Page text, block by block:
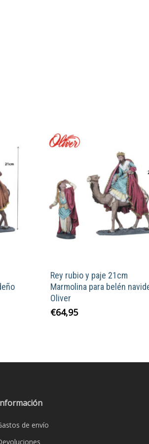
Rey rubio y paje 21cm
Marmolina para belén
Oliver
€64,95
de envío